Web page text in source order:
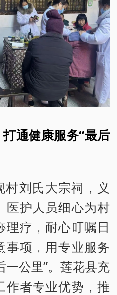
通健康服务“最后
村刘氏大宗祠，义
医护人员细心为村
理疗，耐心叮嘱日
事项，用专业服务
一公里”。莲花县充
作者专业优势，推